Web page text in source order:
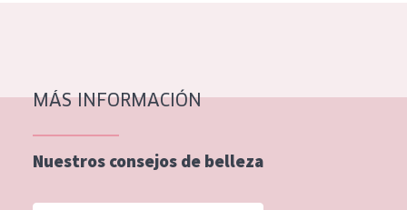
Piel normal y seca
Piel mixata o grasa
Piel madura
Piel expuesta al sol
MÁS INFORMACIÓN
Nuestros consejos de belleza